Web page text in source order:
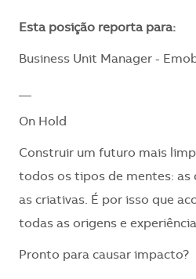
​Esta posição reporta para:
Business Unit Manager -
On Hold
Construir um futuro mais
todos os tipos de mentes: as
as criativas. É por isso que
todas as origens e
Pronto para causar impacto?